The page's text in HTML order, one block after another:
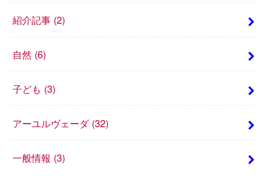
紹介記事 (2)
自然 (6)
子ども (3)
アーユルヴェーダ (32)
一般情報 (3)